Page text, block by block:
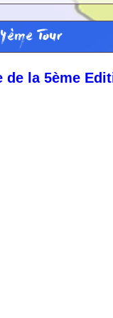
Tour
de la 5ème